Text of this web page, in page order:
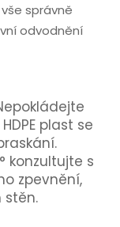
správně
odvodnění
plast se
konzultujte s
zpevnění,